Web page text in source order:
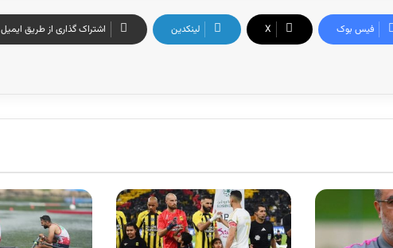
فیس بوک X لینکدین اشتراک گذاری از طریق ایمیل